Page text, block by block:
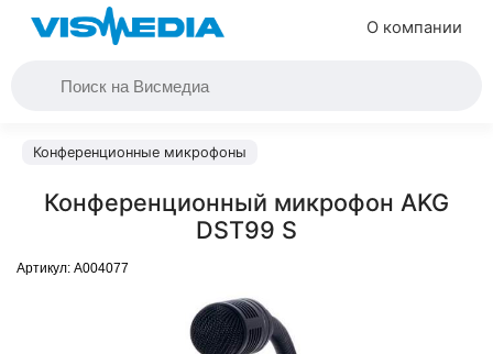
О компании
Конференционные микрофоны
Конференционный микрофон AKG
DST99 S
Артикул: A004077